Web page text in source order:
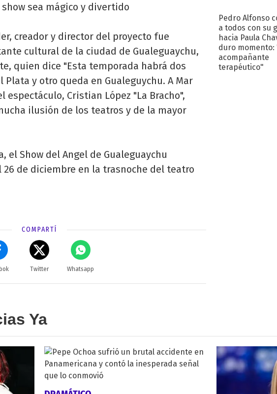
sea mágico y divertido
creador y director del proyecto fue
cultural de la ciudad de Gualeguaychu,
quien dice "Esta temporada habrá dos
y otro queda en Gualeguychu. A Mar
Cristian López "La Bracho",
ilusión de los teatros y de la mayor
el Show del Angel de Gualeguaychu
de diciembre en la trasnoche del teatro
COMPARTÍ
Twitter Whatsapp
Pedro Alfonso
a todos con su
hacia Paula
duro momento:
acompañante
terapéutico"
Ya